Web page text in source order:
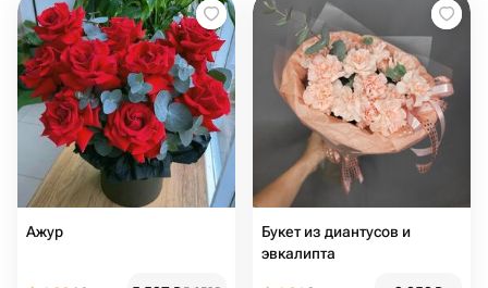
Ажур
Букет из диантусов и
эвкалипта